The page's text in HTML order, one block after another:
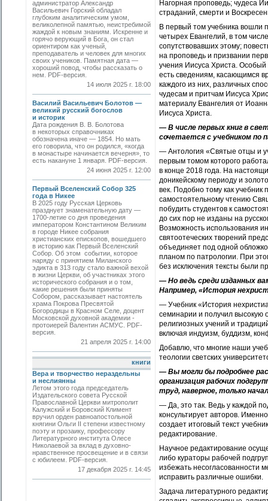
администратор Александр
Васильевич Горский обладал
глубоким аналитическим умом,
великолепной памятью, неистребимой
жаждой к новым знаниям. Искренне и
горячо верующий в Бога, он стал
ориентиром как ученый,
преподаватель и человек для многих
своих учеников. Памятная дата —
хороший повод, чтобы рассказать о
нем. PDF-версия.
14 июля 2025 г. 18:00
Василий Васильевич Болотов —
великий русский богослов
и историк
Дата рождения В. В. Болотова
в некоторых справочниках
обозначена иначе — 1854. Но мать
его говорила, что он родился, «когда
в монастыре начинается вечерня», то
есть накануне 1 января. PDF-версия.
24 июня 2025 г. 12:00
Первый Вселенский Собор 325
года в Никее
В 2025 году Русская Церковь
празднует знаменательную дату —
1700-летие со дня проведения
императором Константином Великим
в городе Никее собрания
христианских епископов, вошедшего
в историю как Первый Вселенский
Собор. Об этом событии, которое
наряду с принятием Миланского
эдикта в 313 году стало важной вехой
в жизни Церкви, об участниках этого
исторического собрания и о том,
какие решения были приняты
Собором, рассказывает настоятель
храма Покрова Пресвятой
Богородицы в Красном Селе, доцент
Московской духовной академии ­
протоиерей Валентин АСМУС. PDF-
версия.
21 апреля 2025 г. 14:00
книги
Вера и творчество нераздельны
и неслиянны
Летом этого года председатель
Издательского совета Русской
Православной Церкви митрополит
Калужский и Боровский Климент
вручил орден равноапостольной
княгини Ольги II степени известному
поэту и прозаику, профессору
Литературного института Олесе
Николаевой за вклад в духовно-
нравственное просвещение и в связи
с юбилеем. PDF-версия.
17 декабря 2025 г. 14:45
Нагорная проповедь; чудеса
страданий, смерти и
В первый том учебника вошли
четырех Евангелий, в том
сопутствовавших этому;
на проповедь и призвании
учения Иисуса Христа. Особый
есть сведениям, касающимся
каждого из них, различных
чудесам и притчам Иисуса
материалу Евангелия от
Иисуса Христа.
— В числе первых книг в
сочетается с учебником по
— Антология «Святые отцы и
первым томом которого
в конце 2018 года. На
доникейскому периоду и
век. Подобно тому как учебник
самостоятельному чтению
побудить студентов к
до сих пор не изданы на
Возможность использования
святоотеческих творений
объединяет под одной
планом по патрологии. При
без исключения тексты были
— Но ведь среди изданных
Например, «История
— Учебник «История
семинарии и получил высокую
религиозных учений и
включая индуизм, буддизм,
Добавлю, что многие наши
теологии светских
— Вы могли бы подробнее
организация рабочих
труд, наверное, только
— Да, это так. Ведь у каждой
консультирует авторов.
создает итоговый текст
редактирование.
Научное редактирование
либо кураторы рабочей
избежать несогласованности
исправить различные ошибки.
Задача литературного